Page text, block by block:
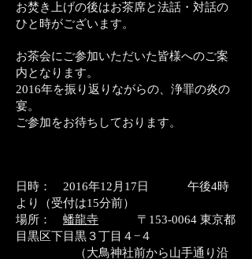
お焚き上げの後はお茶席と法話・対話の
ひと時がございます。
お茶会にご参加いただいた皆様へのご案
内となります。
2016年を振り返りながらの、浄罪の炎の
宴。
ご参加をお待ちしております。
日時： 2016年12月17日 午後4時
より（受付は15分前）
場所： 蟠龍寺 〒153-0064 東京都
目黒区下目黒３丁目４−４
（大鳥神社前から山手通り沿